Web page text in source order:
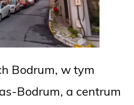
Bodrum, w tym
Bodrum, a centrum